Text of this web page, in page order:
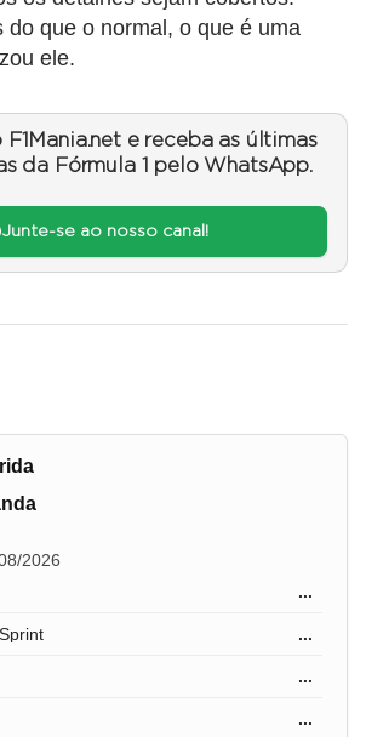
do que o normal, o que é uma
ele.
F1Mania.net e receba as últimas
da Fórmula 1 pelo WhatsApp.
Junte-se ao nosso canal!
2026
...
...
...
...